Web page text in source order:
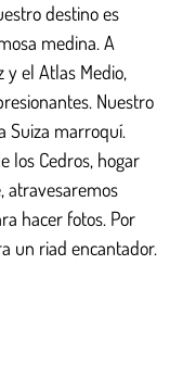
destino es
medina. A
el Atlas Medio,
Nuestro
Suiza marroquí.
los Cedros, hogar
atravesaremos
hacer fotos. Por
un riad encantador.